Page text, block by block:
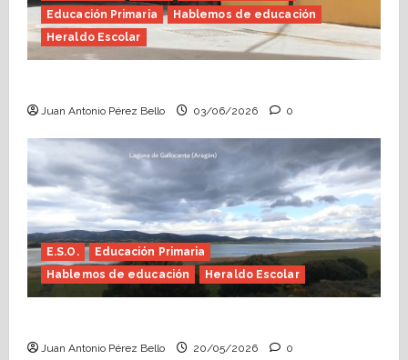
Educación Primaria
Hablemos de educación
Heraldo Escolar
Juan Antonio Pérez Bello 03/06/2026 0
E.S.O.
Educación Primaria
Hablemos de educación
Heraldo Escolar
Juan Antonio Pérez Bello 20/05/2026 0